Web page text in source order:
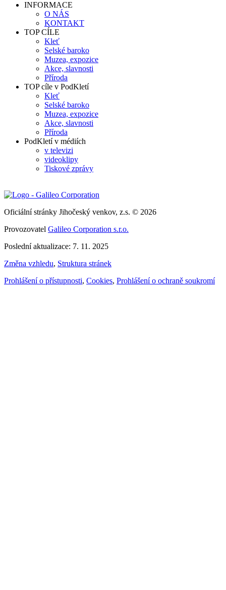
INFORMACE
O NÁS
KONTAKT
TOP CÍLE
Kleť
Selské baroko
Muzea, expozice
Akce, slavnosti
Příroda
TOP cíle v PodKletí
Kleť
Selské baroko
Muzea, expozice
Akce, slavnosti
Příroda
PodKletí v médiích
v televizi
videoklipy
Tiskové zprávy
Oficiální stránky Jihočeský venkov, z.s. © 2026
Provozovatel Galileo Corporation s.r.o.
Poslední aktualizace: 7. 11. 2025
Změna vzhledu, Struktura stránek
Prohlášení o přístupnosti, Cookies, Prohlášení o ochraně soukromí